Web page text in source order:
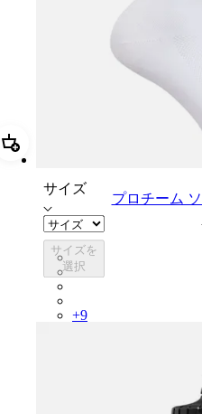
追加 プロチーム ソックス - レギュ
サイズ
サイズを
選択
プロチーム
PSK08XXWHB
PSK08XXBLW
+9